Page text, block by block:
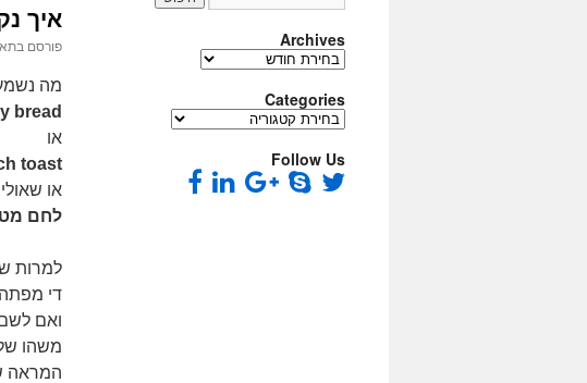
איך
פורסם
מה
bread
או
toast
או שאולי
לחם
למרות
די
ואם
משהו
המראה
Archives
Archives
Categories
Categories
Follow Us